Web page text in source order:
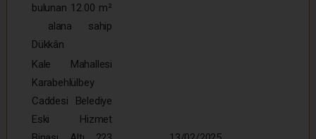
bulunan 12.00 m²
alana sahip
Dükkân
Kale Mahallesi
Karabehlülbey
Caddesi Belediye
Eski Hizmet